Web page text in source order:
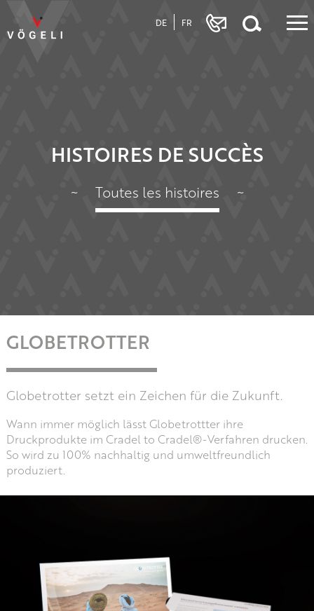
DE FR
HISTOIRES DE SUCCÈS
~ Toutes les histoires ~
GLOBETROTTER
Globetrotter setzt ein Zeichen für die Zukunft.
Wann immer möglich lässt Globetrottter ihre
Druckprodukte im Cradel to Cradel®-Verfahren drucken.
So wird zu 100% nachhaltig und umweltfreundlich
produziert.